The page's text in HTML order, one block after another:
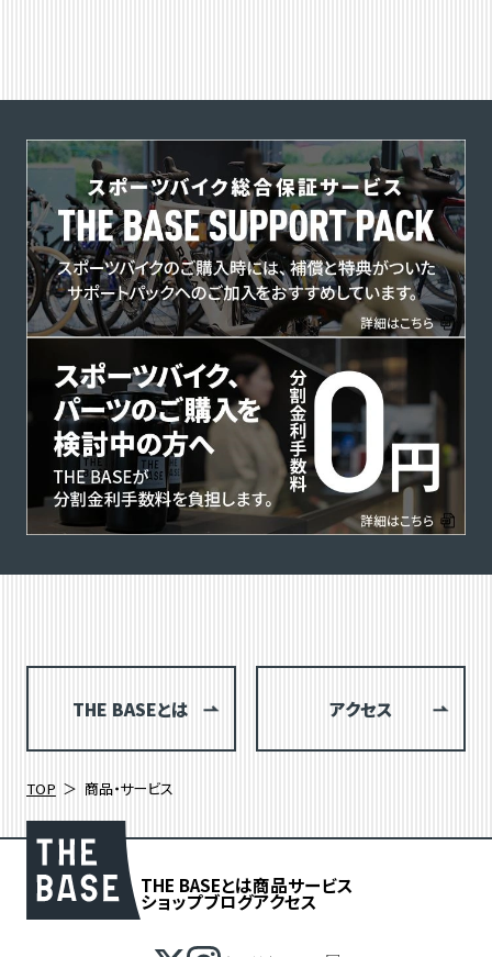
THE BASEとは アクセス
TOP 商品・サービス
THE BASEとは商品サービス
ショップブログアクセス